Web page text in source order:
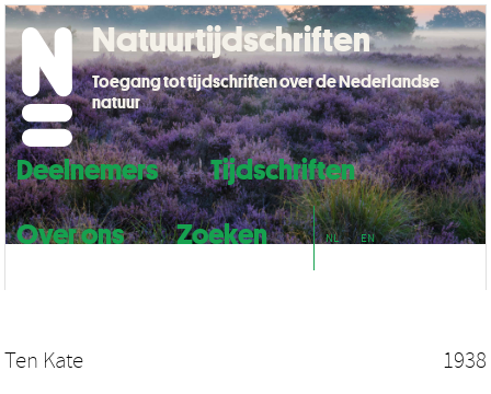
Deelnemers
Tijdschriften
Over ons
Zoeken NL EN
Natuurtijdschriften
Toegang tot tijdschriften over de Nederlandse
natuur
Ten Kate 1938